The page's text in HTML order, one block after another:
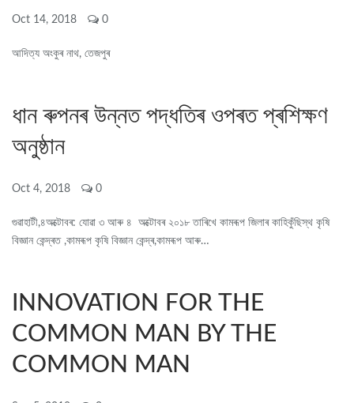
Oct 14, 2018 0
আদিত্য অংকুৰ নাথ, তেজপুৰ
ধান ৰুপনৰ উন্নত পদ্ধতিৰ ওপৰত প্ৰশিক্ষণ
অনুষ্ঠান
Oct 4, 2018 0
গুৱাহাটী,৪অক্টোবৰ: যোৱা ৩ আৰু ৪ অক্টোবৰ ২০১৮ তাৰিখে কামৰূপ জিলাৰ কাহিকুঁছিস্থ কৃষি
বিজ্ঞান কেন্দ্ৰত ,কামৰূপ কৃষি বিজ্ঞান কেন্দ্ৰ,কামৰূপ আৰু…
INNOVATION FOR THE
COMMON MAN BY THE
COMMON MAN